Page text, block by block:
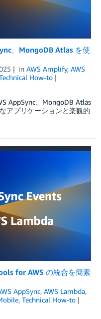
、MongoDB Atlas を使
in AWS Amplify, AWS
How-to
AppSync、MongoDB Atlas
アプリケーションと楽観的
for AWS の統合を簡素
AppSync, AWS Lambda,
, Technical How-to